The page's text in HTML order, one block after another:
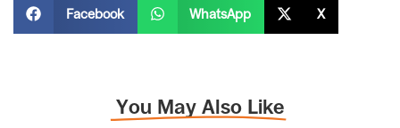
Facebook WhatsApp X
You May Also Like